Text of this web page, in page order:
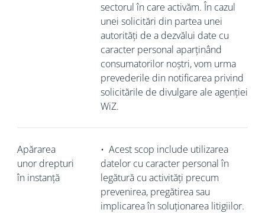
sectorul în care activăm. În cazul
unei solicitări din partea unei
autorități de a dezvălui date cu
caracter personal aparținând
consumatorilor noștri, vom urma
prevederile din notificarea privind
solicitările de divulgare ale agenției
WiZ.
Apărarea
unor drepturi
în instanță
• Acest scop include utilizarea
datelor cu caracter personal în
legătură cu activități precum
prevenirea, pregătirea sau
implicarea în soluționarea litigiilor.